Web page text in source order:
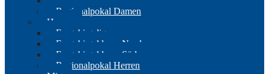
Regionalpokal Damen
Herren
Erzgebirgsliga
Erzgebirgsklasse Nord
Erzgebirgsklasse Süd
Regionalpokal Herren